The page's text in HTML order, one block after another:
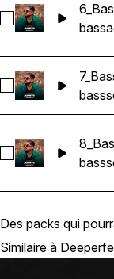
Sélectionnez
bass
Sélectionnez
bass
Sélectionnez
bass
Des packs qui
Similaire à